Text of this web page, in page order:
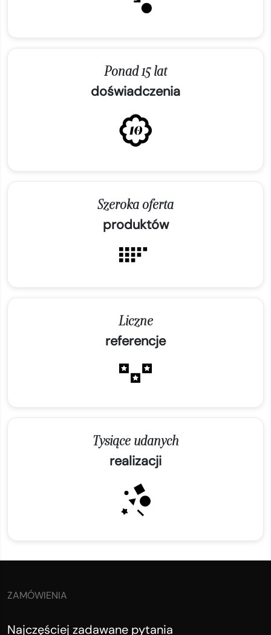
Ponad 15 lat
doświadczenia
Szeroka oferta
produktów
Liczne
referencje
Tysiące udanych
realizacji
ZAMÓWIENIA
Najczęściej zadawane pytania